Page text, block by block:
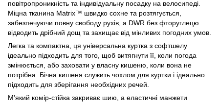
повітропроникність та індивідуальну посадку на велосипеді.
Міцна тканина Matrix™ швидко сохне та розтягується,
забезпечуючи повну свободу рухів, а DWR без фторуглецю
відводить дрібний дощ та захищає від мінливих погодних умов.
Легка та компактна, ця універсальна куртка з софтшелу
ідеально підходить для того, щоб витягнути її, коли погода
змінюється, або заховати у власну кишеню, коли вона не
потрібна. Бічна кишеня служить чохлом для куртки і ідеально
підходить для зберігання необхідних речей.
М'який комір-стійка закриває шию, а еластичні манжети